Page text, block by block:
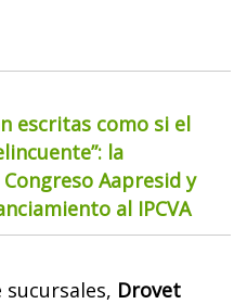
escritas como si el
la
Aapresid y
al IPCVA
sucursales, Drovet